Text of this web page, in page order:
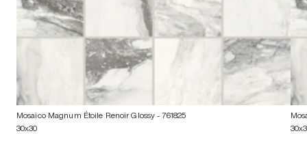
Mosaico Magnum Étoile Renoir Glossy - 761825
30x30